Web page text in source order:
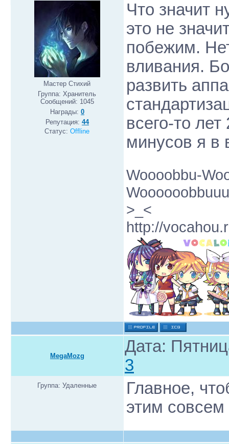
Мастер Стихий
Группа: Хранитель
Сообщений: 1045
Награды: 0
Репутация: 44
Статус:Offline
Что значит
это не
побежим.
вливания.
развить
всего-то
минусов я в
Woooobbu-
>_<
http://
MegaMozg
Дата:
3
Группа: Удаленные
Главное,
этим